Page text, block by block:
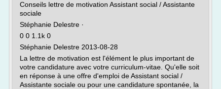
Conseils lettre de motivation Assistant social / Assistante
sociale
Stéphanie Delestre ·
0 0 1.1k 0
Stéphanie Delestre 2013-08-28
La lettre de motivation est l'élément le plus important de
votre candidature avec votre curriculum-vitae. Qu'elle soit
en réponse à une offre d'emploi de Assistant social /
Assistante sociale ou pour une candidature spontanée, la